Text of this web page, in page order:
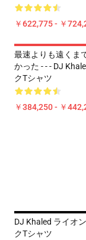
￥622,775 - ￥
最速よりも遠くま
かった - - - DJ
クTシャツ
￥384,250 - ￥
DJ Khaled ライオ
クTシャツ